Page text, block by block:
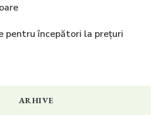
pentru începători la prețuri
ARHIVE